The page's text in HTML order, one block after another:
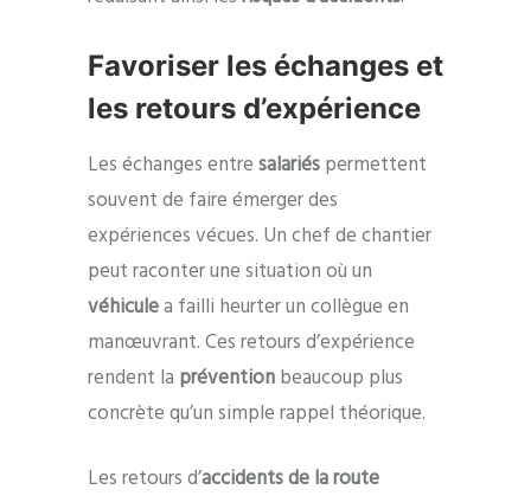
Favoriser les échanges et
les retours d’expérience
Les échanges entresalariéspermettent
souvent de faire émerger des
expériences vécues. Un chef de chantier
peut raconter une situation où un
véhiculea failli heurter un collègue en
manœuvrant. Ces retours d’expérience
rendent la préventionbeaucoup plus
concrète qu’un simple rappel théorique.
Les retours d’accidents de la route